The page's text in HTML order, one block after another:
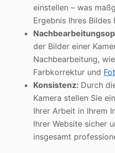
einstellen – was
Ergebnis Ihres Bildes
der Bilder einer
Nachbearbeitung,
Farbkorrektur und
Konsistenz: Durch
Kamera stellen Sie
Ihrer Arbeit in Ihrem
Ihrer Website sicher
insgesamt